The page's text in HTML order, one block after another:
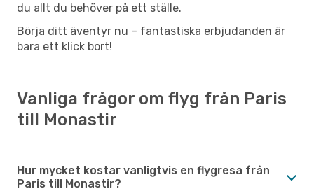
du allt du behöver på ett ställe.
Börja ditt äventyr nu – fantastiska erbjudanden är
bara ett klick bort!
Vanliga frågor om flyg från Paris
till Monastir
Hur mycket kostar vanligtvis en flygresa från
Paris till Monastir?